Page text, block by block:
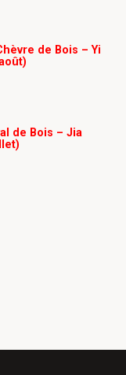
de Bois – Yi
de Bois – Jia